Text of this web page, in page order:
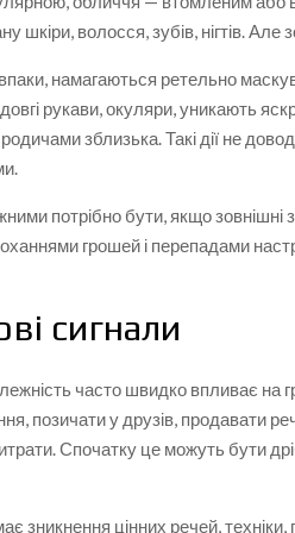
шкіри, волосся, зубів, нігтів.
намагаються ретельно
рукави, окуляри, уникають
родичами зблизька. Такі дії не
потрібно бути, якщо
грошей і перепадами
сигнали
часто швидко впливає на
позичати у друзів, продавати
Спочатку це можуть бути
зникнення цінних речей, техніки,